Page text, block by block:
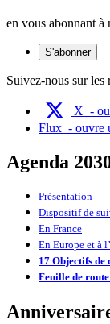
en vous abonnant
S'abonner
Suivez-nous sur les
X -
Flux - ouvre
Agenda
Présentation
Dispositif de
En France
En Europe et à
17 Objectifs de
Feuille de